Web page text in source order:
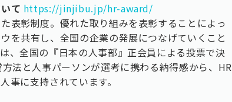
て https://jinjibu.jp/hr-award/
表彰制度。優れた取り組みを表彰することによっ
を共有し、全国の企業の発展につなげていくこと
、全国の『日本の人事部』正会員による投票で決
法と人事パーソンが選考に携わる納得感から、HR
事に支持されています。